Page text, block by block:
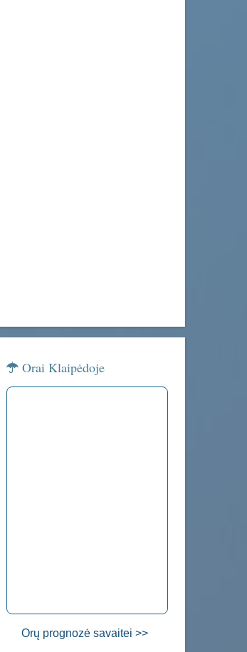
Orai Klaipėdoje
Orų prognozė savaitei >>